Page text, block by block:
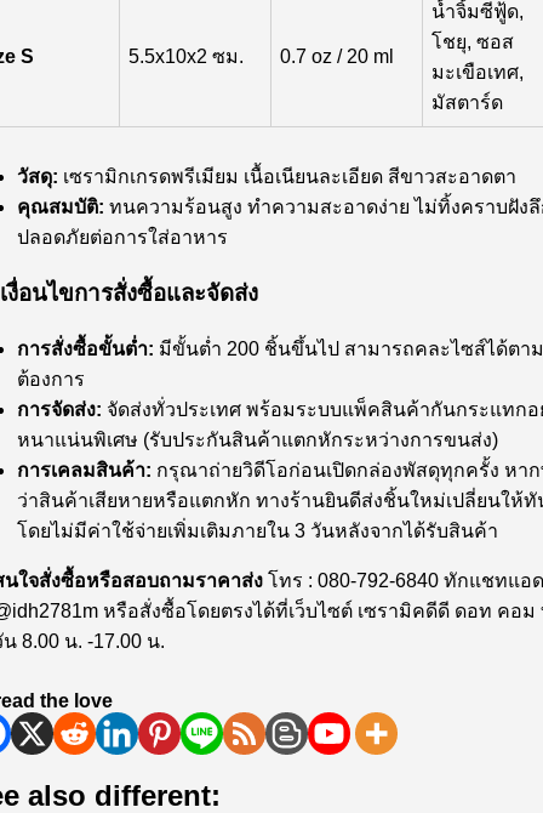
S 5.5x10x2 ซม. 0.7 oz / 20 ml
น้ำจิ้มซีฟู้ด,
โชยุ, ซอส
มะเขือเทศ,
มัสตาร์ด
วัสดุ: เซรามิกเกรดพรีเมียม เนื้อเนียนละเอียด สีขาวสะอาดตา
คุณสมบัติ: ทนความร้อนสูง ทำความสะอาดง่าย ไม่ทิ้งคราบฝัง
ปลอดภัยต่อการใส่อาหาร
งื่อนไขการสั่งซื้อและจัดส่ง
การสั่งซื้อขั้นต่ำ: มีขั้นต่ำ 200 ชิ้นขึ้นไป สามารถคละไซส์ได้ตาม
ต้องการ
การจัดส่ง: จัดส่งทั่วประเทศ พร้อมระบบแพ็คสินค้ากันกระแทกอ
หนาแน่นพิเศษ (รับประกันสินค้าแตกหักระหว่างการขนส่ง)
การเคลมสินค้า: กรุณาถ่ายวิดีโอก่อนเปิดกล่องพัสดุทุกครั้ง หา
ว่าสินค้าเสียหายหรือแตกหัก ทางร้านยินดีส่งชิ้นใหม่เปลี่ยนให้
โดยไม่มีค่าใช้จ่ายเพิ่มเติมภายใน 3 วันหลังจากได้รับสินค้า
นใจสั่งซื้อหรือสอบถามราคาส่ง โทร : 080-792-6840 ทักแชทแอ
หรือสั่งซื้อโดยตรงได้ที่เว็บไซต์ เซรามิคดีดี ดอท คอม
น 8.00 น. -17.00 น.
the love
also different: